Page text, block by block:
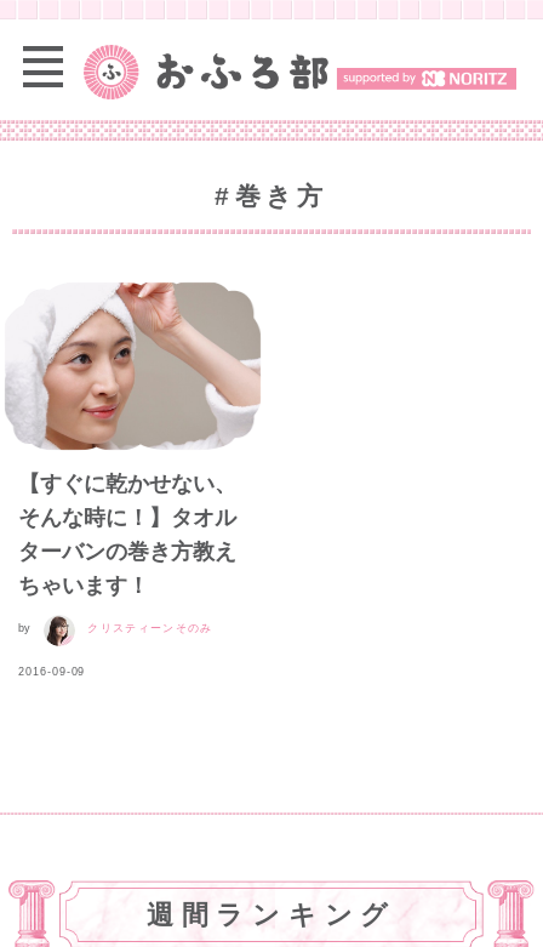
#巻き方
【すぐに乾かせない、
そんな時に！】タオル
ターバンの巻き方教え
ちゃいます！
by クリスティーンそのみ
2016-09-09
週間ランキング